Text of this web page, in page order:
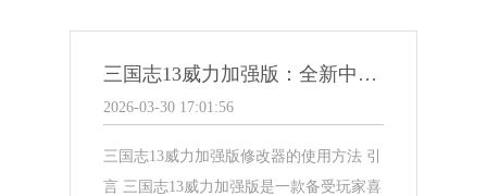
三国志13威力加强版：全新中心改造
2026-03-30 17:01:56
三国志13威力加强版修改器的使用方法 引
言 三国志13威力加强版是一款备受玩家喜